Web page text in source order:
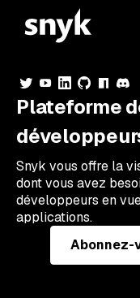
Plateforme
Snyk vous offre la
dont vous avez
développeurs en
applications.
Abonnez-